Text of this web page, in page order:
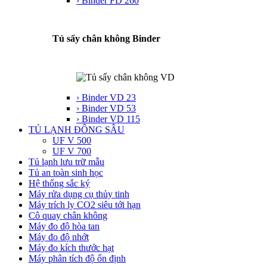
Tủ sấy chân không Binder
› Binder VD 23
› Binder VD 53
› Binder VD 115
TỦ LẠNH ĐÔNG SÂU
UF V 500
UF V 700
Tủ lạnh lưu trữ mẫu
Tủ an toàn sinh học
Hệ thống sắc ký
Máy rửa dụng cụ thủy tinh
Máy trích ly CO2 siêu tới hạn
Cô quay chân không
Máy đo độ hòa tan
Máy đo độ nhớt
Máy đo kích thước hạt
Máy phân tích độ ổn định